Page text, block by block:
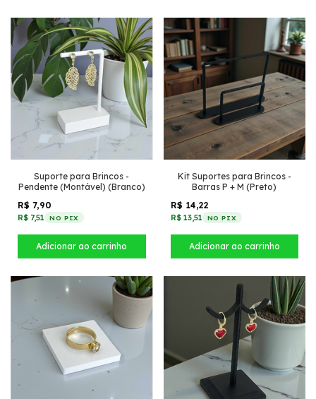
Suporte para Brincos -
Pendente (Montável) (Branco)
R$ 7,90
R$ 7,51 NO PIX
Kit Suportes para Brincos -
Barras P + M (Preto)
R$ 14,22
R$ 13,51 NO PIX